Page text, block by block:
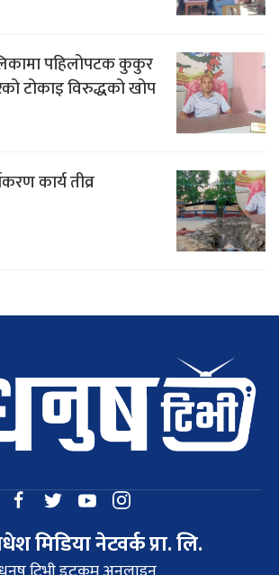
पहिलोपटक कुकुर
टोकाइ विरुद्धको खोप
कार्य तीव्र
मिडिया नेटवर्क प्रा. लि.